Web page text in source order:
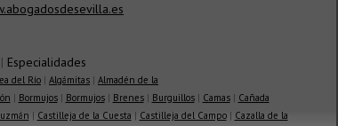
| Especialidades
del Río | Algámitas | Almadén de la
| Bormujos| Bormujos| Brenes| Burguillos| Camas| Cañada
| Castilleja de la Cuesta | Castilleja del Campo| Cazalla de la